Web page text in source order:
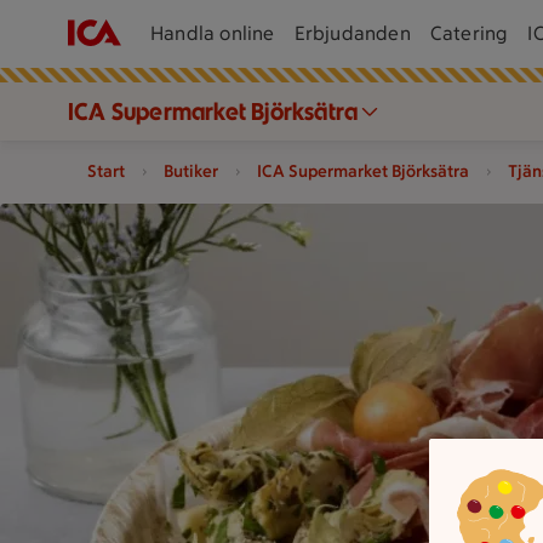
Handla online Erbjudanden Catering
ICA Supermarket Björksätra
Start Butiker ICA Supermarket Björksätra
Ett fat med chark och oliver med mer.